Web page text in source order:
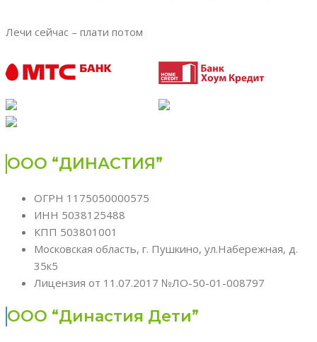
Лечи сейчас – плати потом
ООО “ДИНАСТИЯ”
ОГРН 1175050000575
ИНН 5038125488
КПП 503801001
Московская область, г. Пушкино, ул.Набережная, д.
35к5
Лицензия от 11.07.2017 №ЛО-50-01-008797
ООО “Династия Дети”